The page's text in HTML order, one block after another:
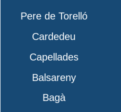
Pere de Torelló
Cardedeu
Capellades
Balsareny
Bagà